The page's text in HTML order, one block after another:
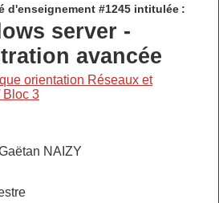
d'enseignement #1245 intitulée :
server -
avancée
orientation Réseaux et
Bloc 3
NAIZY